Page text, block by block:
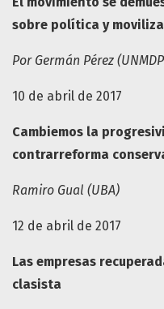
sobre política y
Por Germán Pérez
10 de abril de
Cambiemos la
contrarreforma
Ramiro Gual (UBA)
12 de abril de
Las empresas
clasista